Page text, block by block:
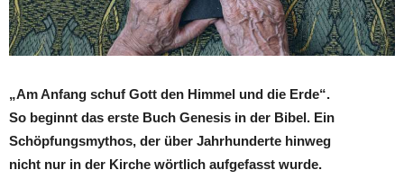
„Am Anfang schuf Gott den Himmel und die Erde“.
So beginnt das erste Buch Genesis in der Bibel. Ein
Schöpfungsmythos, der über Jahrhunderte hinweg
nicht nur in der Kirche wörtlich aufgefasst wurde.